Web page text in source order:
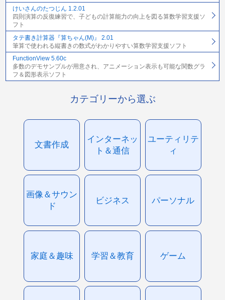
けいさんのたつじん 1.2.01
四則演算の反復練習で、子どもの計算能力の向上を図る算数学習支援ソ
フト
タテ書き計算器『算ちゃん(M)』 2.01
筆算で使われる縦書きの数式がわかりやすい算数学習支援ソフト
FunctionView 5.60c
多数のデモサンプルが用意され、アニメーション表示も可能な関数グラ
フ＆図形表示ソフト
カテゴリーから選ぶ
文書作成
インターネッ
ト＆通信
ユーティリテ
ィ
画像＆サウン
ド
ビジネス パーソナル
家庭＆趣味 学習＆教育 ゲーム